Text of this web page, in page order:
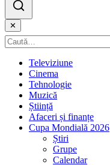
✕
Televiziune
Cinema
Tehnologie
Muzică
Știință
Afaceri și finanțe
Cupa Mondială 2026
Știri
Grupe
Calendar